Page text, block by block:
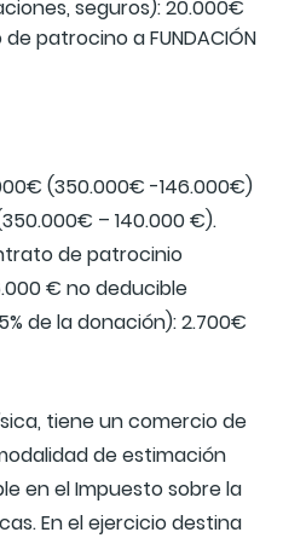
seguros): 20.000€
patrocino a FUNDACIÓN
(350.000€ -146.000€)
– 140.000 €).
de patrocinio
6.000 € no deducible
de la donación): 2.700€
tiene un comercio de
de estimación
en el Impuesto sobre la
En el ejercicio destina